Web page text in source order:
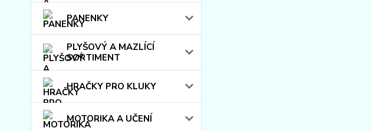
PANENKY
PLYŠOVÝ A MAZLÍCÍ
SORTIMENT
HRAČKY PRO KLUKY
MOTORIKA A UČENÍ